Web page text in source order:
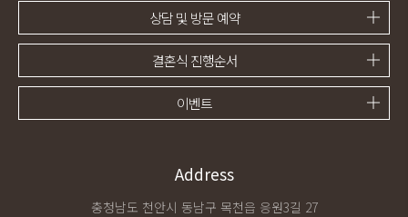
상담 및 방문 예약
결혼식 진행순서
이벤트
Address
충청남도 천안시 동남구 목천읍 응원3길 27